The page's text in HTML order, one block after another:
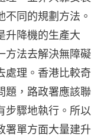
同的規劃方法。
升降機的生產大
方法去解決無障礙
處理。香港比較奇
題，路政署應該聯
步驟地執行。所以
署單方面大量建升